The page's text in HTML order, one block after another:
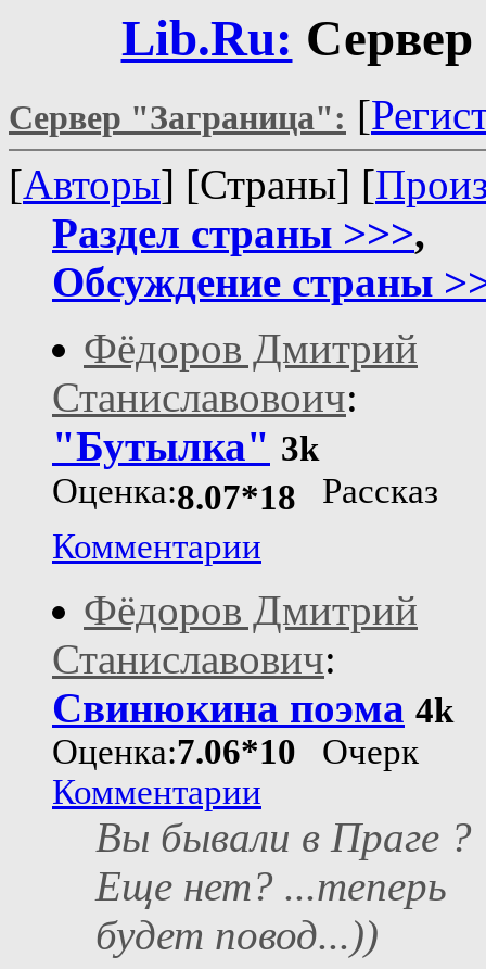
Lib.Ru:
Сервер "Заграница": [
[Авторы] [Страны] [
Раздел страны >>>,
Обсуждение страны
Фёдоров Дмитрий
Станиславовоич:
"Бутылка" 3k
Оценка:8.07*18 Рассказ
Комментарии
Фёдоров Дмитрий
Станиславович:
Свинюкина поэма 4k
Оценка:7.06*10 Очерк
Комментарии
Вы бывали в Праге ?
Еще нет? ...теперь
будет повод...))